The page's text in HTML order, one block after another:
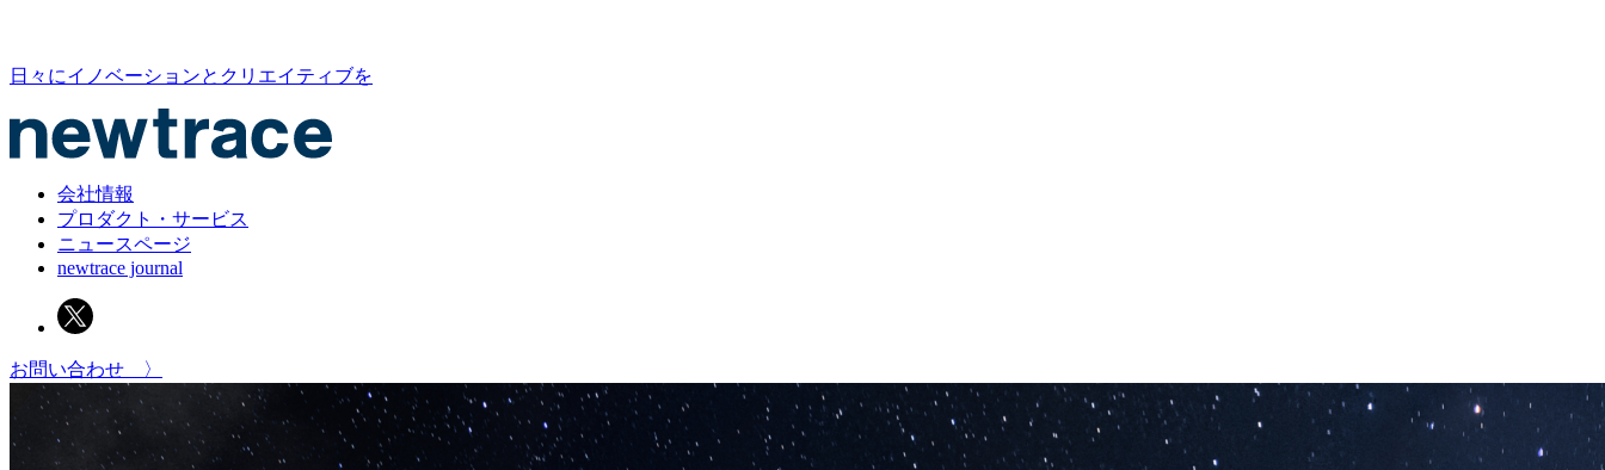
日々にイノベーションとクリエイティブを
会社情報
プロダクト・サービス
ニュースページ
newtrace journal
お問い合わせ 〉